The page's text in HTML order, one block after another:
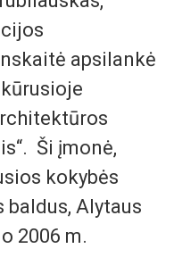
apsilankė
Ši įmonė,
kokybės
Alytaus
2006 m.